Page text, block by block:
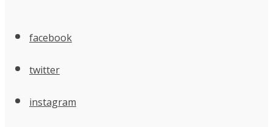
facebook
twitter
instagram